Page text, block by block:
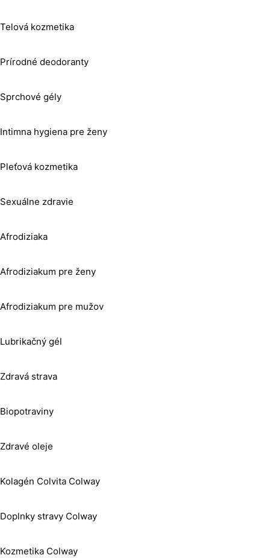
Telová kozmetika
Prírodné deodoranty
Sprchové gély
Intimna hygiena pre ženy
Pleťová kozmetika
Sexuálne zdravie
Afrodiziaka
Afrodiziakum pre ženy
Afrodiziakum pre mužov
Lubrikačný gél
Zdravá strava
Biopotraviny
Zdravé oleje
Kolagén Colvita Colway
Doplnky stravy Colway
Kozmetika Colway